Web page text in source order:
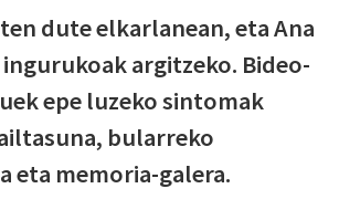
dute elkarlanean, eta Ana
argitzeko. Bideo-
epe luzeko sintomak
bularreko
eta memoria-galera.